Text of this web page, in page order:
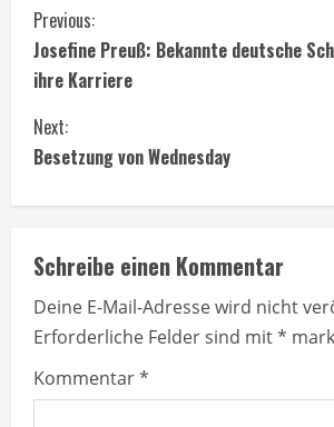
C
o
n
t
i
n
u
e
R
Previous:
Josefine Preuß: Bekannte deutsche
ihre Karriere
Next:
Besetzung von Wednesday
Schreibe einen Kommentar
Deine E-Mail-Adresse wird nicht
Erforderliche Felder sind mit*
Kommentar*